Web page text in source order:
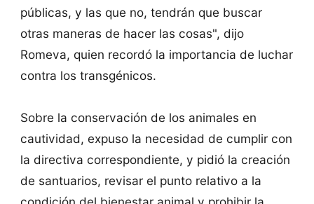
públicas, y las que no, tendrán que buscar
otras maneras de hacer las cosas", dijo
Romeva, quien recordó la importancia de luchar
contra los transgénicos.
Sobre la conservación de los animales en
cautividad, expuso la necesidad de cumplir con
la directiva correspondiente, y pidió la creación
de santuarios, revisar el punto relativo a la